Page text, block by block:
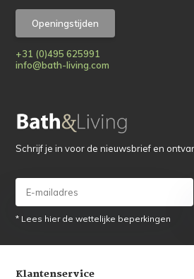
Openingstijden
+31 (0)495 625991
info@bath-living.com
Schrijf je in voor de nieuwsbrief en
* Lees hier de wettelijke beperkingen
Klantenservice